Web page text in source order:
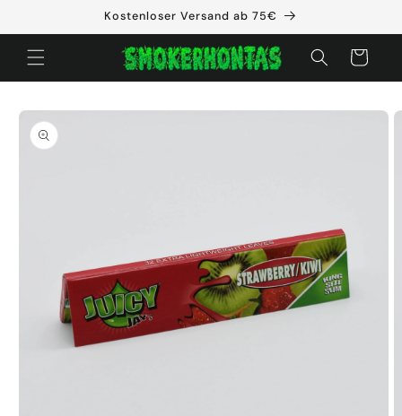
Inhalt
Kostenloser Versand ab 75€
Warenkorb